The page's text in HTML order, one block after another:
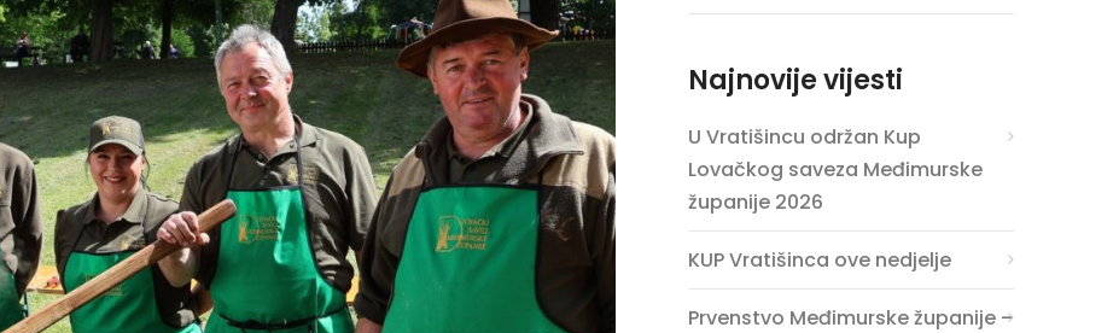
Najnovije vijesti
U Vratišincu održan Kup
Lovačkog saveza Međimurske
županije 2026
KUP Vratišinca ove nedjelje
Prvenstvo Međimurske županije –